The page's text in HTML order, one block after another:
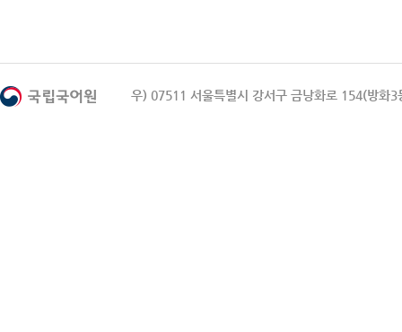
우) 07511 서울특별시 강서구 금낭화로 154(방화3